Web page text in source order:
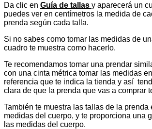
Da clic en Guía de tallas y aparecerá un
puedes ver en centímetros la medida de
prenda según cada talla.
Si no sabes como tomar las medidas de
cuadro te muestra como hacerlo.
Te recomendamos tomar una prendar
con una cinta métrica tomar las medidas
referencia que te indica la tienda y así
clara de que la prenda que vas a comprar
También te muestra las tallas de la prenda
medidas del cuerpo, y te proporciona una
las medidas del cuerpo.